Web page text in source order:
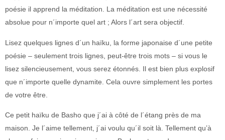
poésie il apprend la méditation. La méditation est une nécessité
absolue pour n´importe quel art ; Alors l´art sera objectif.
Lisez quelques lignes d´un haïku, la forme japonaise d´une petite
poésie – seulement trois lignes, peut-être trois mots – si vous le
lisez silencieusement, vous serez étonnés. Il est bien plus explosif
que n´importe quelle dynamite. Cela ouvre simplement les portes
de votre être.
Ce petit haïku de Basho que j´ai à côté de l´étang près de ma
maison. Je l´aime tellement, j´ai voulu qu´il soit là. Tellement qu’à